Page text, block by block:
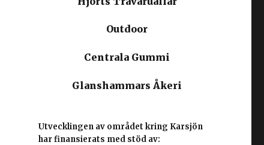
Outdoor
Centrala Gummi
Glanshammars Åkeri
Utvecklingen av området kring Karsjön
har finansierats med stöd av: